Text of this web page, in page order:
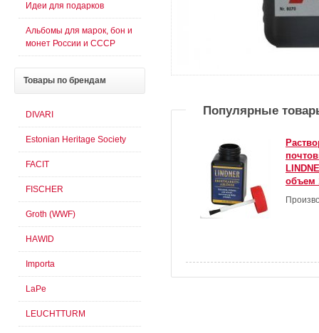
Популярные
объем
Идеи для подарков
Альбомы для марок, бон и
монет России и СССР
Товары по брендам
DIVARI
Estonian Heritage Society
FACIT
FISCHER
Groth (WWF)
HAWID
Importa
LaPe
LEUCHTTURM